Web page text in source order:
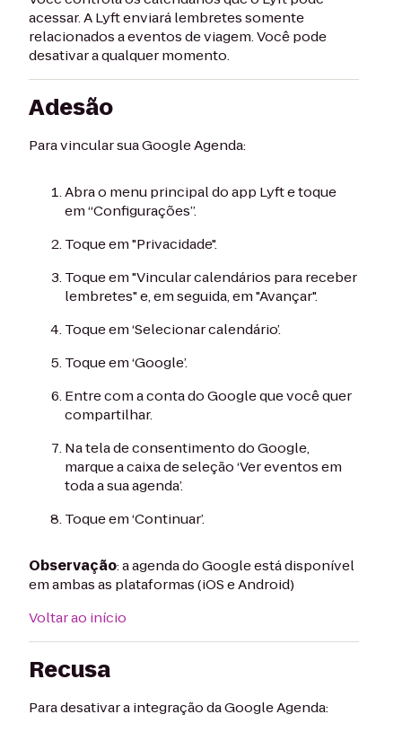
acessar. A Lyft enviará lembretes somente
relacionados a eventos de viagem. Você pode
desativar a qualquer momento.
Adesão
Para vincular sua Google Agenda:
Abra o menu principal do app Lyft e toque
em “Configurações”.
Toque em "Privacidade".
Toque em "Vincular calendários para receber
lembretes" e, em seguida, em "Avançar".
Toque em ‘Selecionar calendário’.
Toque em ‘Google’.
Entre com a conta do Google que você quer
compartilhar.
Na tela de consentimento do Google,
marque a caixa de seleção ‘Ver eventos em
toda a sua agenda’.
Toque em ‘Continuar’.
Observação: a agenda do Google está disponível
em ambas as plataformas (iOS e Android)
Voltar ao início
Recusa
Para desativar a integração da Google Agenda: